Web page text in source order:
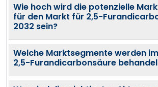
Wie hoch wird die potenzielle
für den Markt für 2,5-
2032 sein?
Welche Marktsegmente werden
2,5-Furandicarbonsäure